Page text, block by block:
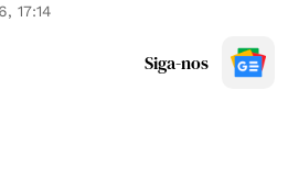
17:14
Siga-nos